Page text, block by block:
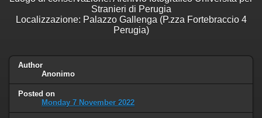
Stranieri di Perugia
Localizzazione: Palazzo Gallenga (P.zza Fortebraccio 4
Perugia)
Author
Anonimo
Posted on
Monday 7 November 2022